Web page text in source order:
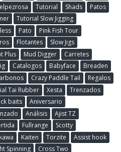
elpezrosa Tutorial Shads
Patos
Tutorial Slow Jigging
Pato
Pink Fish Tour
Flotantes
Slow Jigs
Plus Mud Digger
Carretes
Catalogos Babyface
Breaden
Crazy Paddle Tail
Regalos
Tai Rubber Xesta
Trenzados
baits
Aniversario
Análisis
Ajist TZ
Fullrange
Scotty
Kaiten Torzite
Assist hook
Spinning
Cross Two